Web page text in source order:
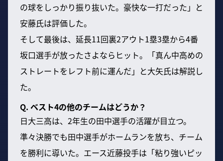
の球をしっかり振り抜いた。豪快な一打だった」と
安藤氏は評価した。
そして最後は、延長11回裏2アウト1塁3塁から4番
坂口選手が放ったさよならヒット。「真ん中高めの
ストレートをレフト前に運んだ」と大矢氏は解説し
た。
Q. ベスト4の他のチームはどうか？
日大三高は、2年生の田中選手の活躍が目立つ。
準々決勝でも田中選手がホームランを放ち、チーム
を勝利に導いた。エース近藤投手は「粘り強いピッ